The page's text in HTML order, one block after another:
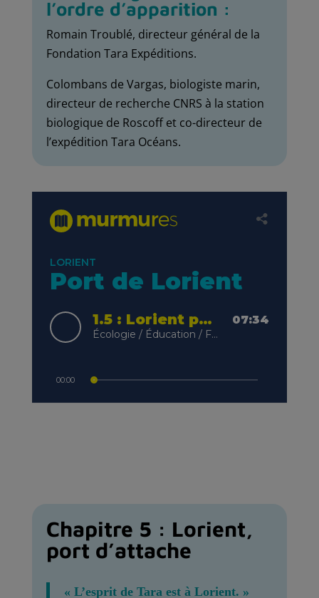
l’ordre d’apparition :
Romain Troublé, directeur général de la
Fondation Tara Expéditions.
Colombans de Vargas, biologiste marin,
directeur de recherche CNRS à la station
biologique de Roscoff et co-directeur de
l’expédition Tara Océans.
Chapitre 5 : Lorient,
port d’attache
« L’esprit de Tara est à Lorient. »